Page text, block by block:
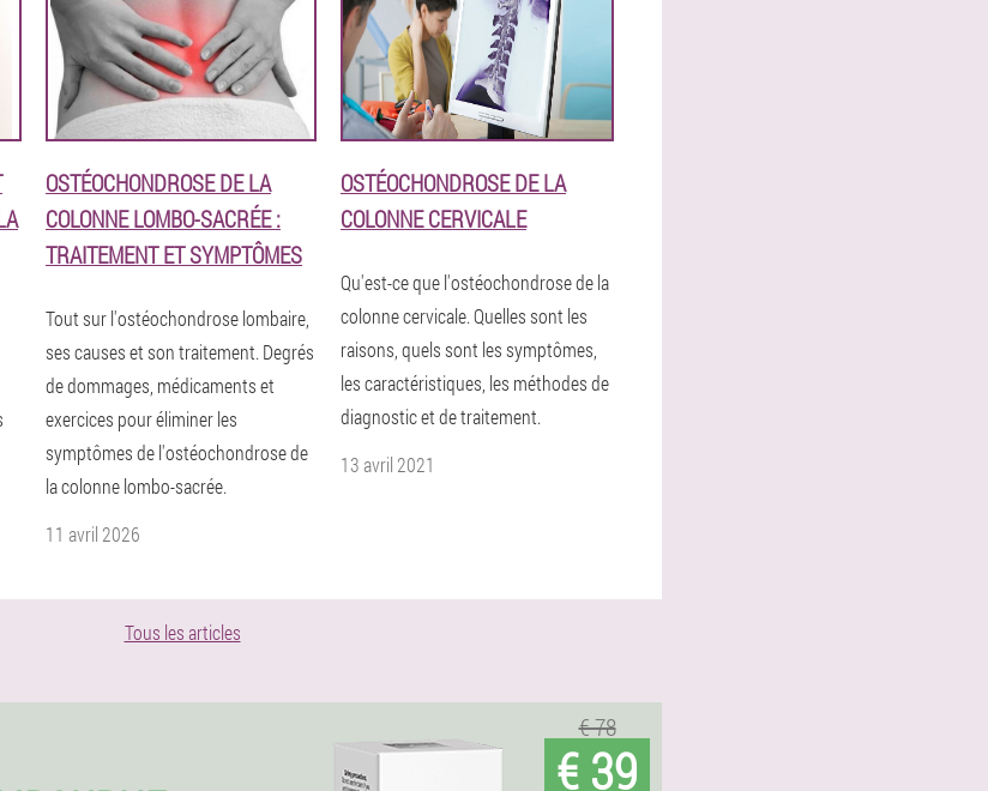
OSTÉOCHONDROSE DE LA
COLONNE LOMBO-SACRÉE :
TRAITEMENT ET SYMPTÔMES
Tout sur l'ostéochondrose lombaire,
ses causes et son traitement. Degrés
de dommages, médicaments et
exercices pour éliminer les
symptômes de l'ostéochondrose de
la colonne lombo-sacrée.
11 avril 2026
OSTÉOCHONDROSE DE LA
COLONNE CERVICALE
Qu'est-ce que l'ostéochondrose de la
colonne cervicale. Quelles sont les
raisons, quels sont les symptômes,
les caractéristiques, les méthodes de
diagnostic et de traitement.
13 avril 2021
Tous les articles
€ 78
€ 39